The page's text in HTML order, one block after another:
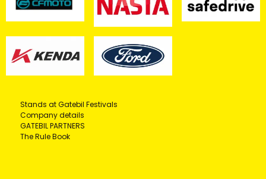
Stands at Gatebil Festivals
Company details
GATEBIL PARTNERS
The Rule Book